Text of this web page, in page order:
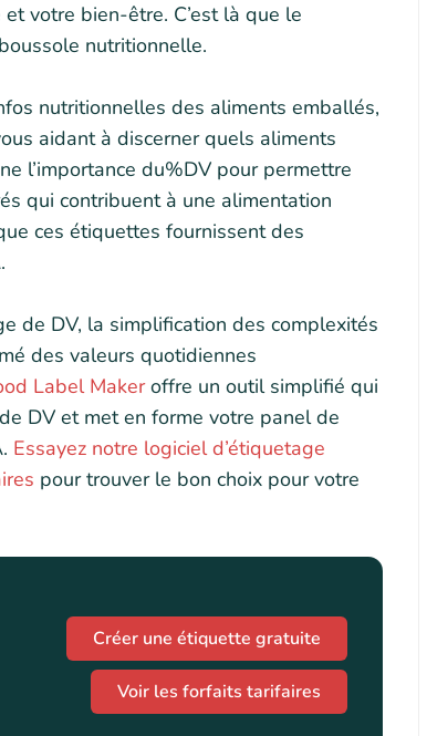
votre bien-être. C’est là que le
nutritionnelle.
nutritionnelles des aliments emballés,
aidant à discerner quels aliments
l’importance du%DV pour permettre
qui contribuent à une alimentation
ces étiquettes fournissent des
de DV, la simplification des complexités
des valeurs quotidiennes
Label Makeroffre un outil simplifié qui
DV et met en forme votre panel de
Essayez notre logiciel d’étiquetage
pour trouver le bon choix pour votre
Créer une étiquette gratuite
Voir les forfaits tarifaires